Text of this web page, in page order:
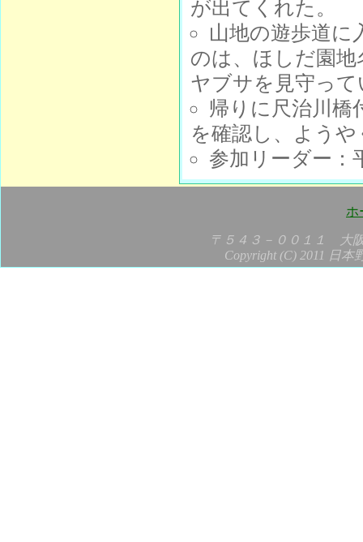
が出てくれた。
山地の遊歩道に
のは、ほしだ園
ヤブサを見守っ
帰りに尺治川橋
を確認し、よう
参加リーダー：
ホ
〒５４３－００１１ 大
Copyright (C) 2011 日本